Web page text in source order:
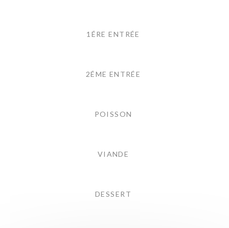
1ÉRE ENTRÉE
2ÉME ENTRÉE
POISSON
VIANDE
DESSERT